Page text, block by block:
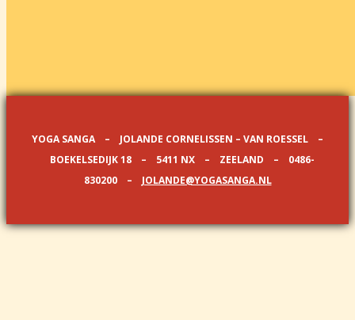
YOGA SANGA – JOLANDE CORNELISSEN – VAN ROESSEL –
BOEKELSEDIJK 18 – 5411 NX – ZEELAND – 0486-
830200 – JOLANDE@YOGASANGA.NL